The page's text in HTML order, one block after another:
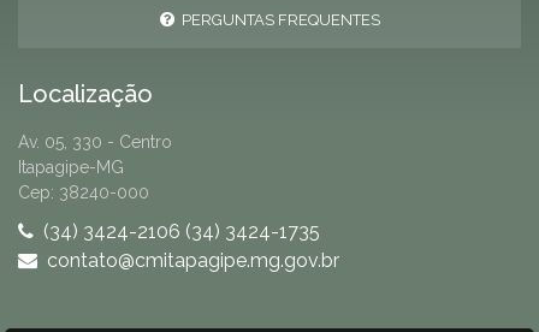
PERGUNTAS FREQUENTES
Localização
Av. 05, 330 - Centro
Itapagipe-MG
Cep: 38240-000
(34) 3424-2106 (34) 3424-1735
contato@cmitapagipe.mg.gov.br